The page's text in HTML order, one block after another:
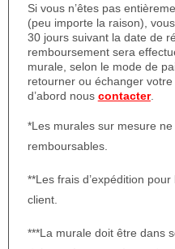
Si vous n’êtes pas
(peu importe la raison),
30 jours suivant la date de
remboursement sera
murale, selon le mode de
retourner ou échanger
d’abord nous contacter.
*Les murales sur mesure
remboursables.
**Les frais d’expédition
client.
***La murale doit être dans